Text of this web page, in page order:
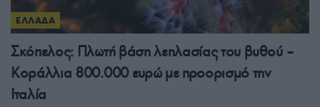
ΕΛΛΑΔΑ
Σκόπελος: Πλωτή βάση λεηλασίας του βυθού –
Κοράλλια 800.000 ευρώ με προορισμό την
Ιταλία